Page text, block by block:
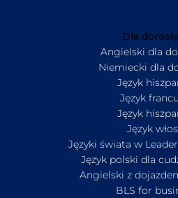
Dla
Angielski dla
Niemiecki dla
Język
Język
Język
Język
Języki świata w
Język polski dla
Angielski z
BLS for